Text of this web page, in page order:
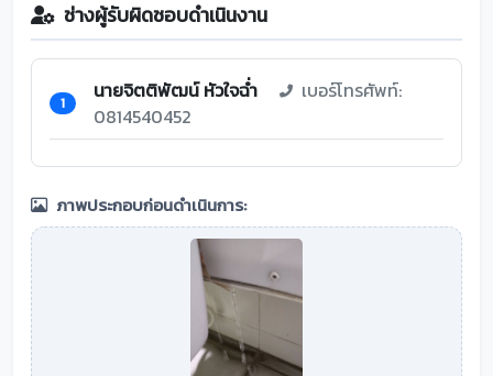
ช่างผู้รับผิดชอบดำเนินงาน
1 นายจิตติพัฒน์ หัวใจฉ่ำ
เบอร์โทรศัพท์:
0814540452
ภาพประกอบก่อนดำเนินการ: